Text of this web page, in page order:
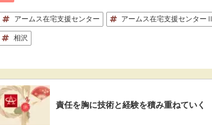
e
b
o
k
e k e
アームス在宅支援センター アームス在宅支援センターⅡ
相沢
責任を胸に技術と経験を積み重ねていく